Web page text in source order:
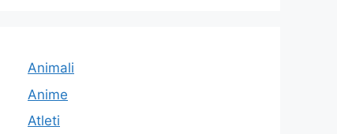
Animali
Anime
Atleti